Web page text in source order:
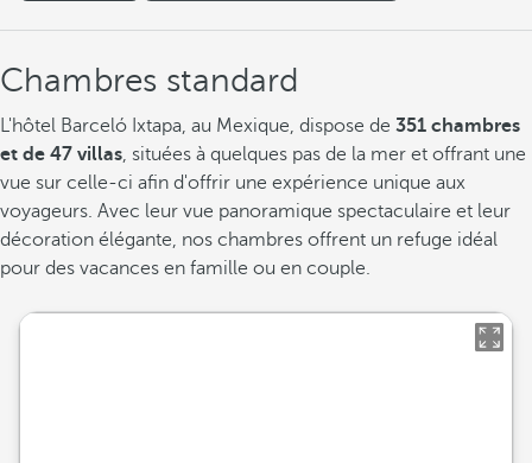
Chambres standard
L'hôtel Barceló Ixtapa, au Mexique, dispose de 351 chambres
et de 47 villas , situées à quelques pas de la mer et offrant une
vue sur celle-ci afin d'offrir une expérience unique aux
voyageurs. Avec leur vue panoramique spectaculaire et leur
décoration élégante, nos chambres offrent un refuge idéal
pour des vacances en famille ou en couple.